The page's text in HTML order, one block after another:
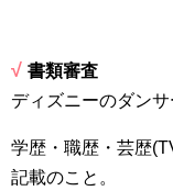
√ 書類審査
ディズニーのダン
学歴・職歴・芸歴(
記載のこと。